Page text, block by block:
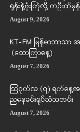
ရုန်းနဲ့ဗုံးကြဲလို့ တဦးထိမှန်
August 9, 2026
KT-FM မြန်မာဘာသ
(သောကြာနေ့)
August 7, 2026
ဩဂုတ်လ (၇) ရက်နေ့အ
ညနေခင်းရုပ်သံသတင်း
August 7, 2026